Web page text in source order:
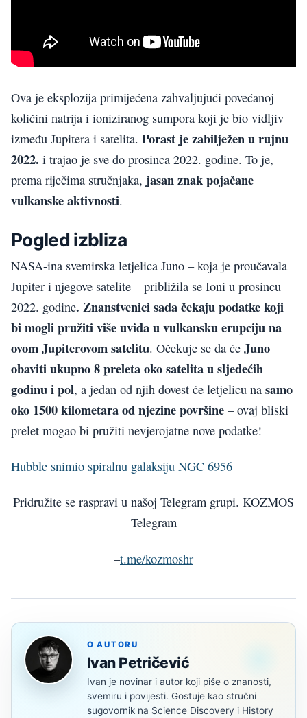
Ova je eksplozija primijećena zahvaljujući povećanoj
količini natrija i ioniziranog sumpora koji je bio vidljiv
između Jupitera i satelita. Porast je zabilježen u rujnu
2022. i trajao je sve do prosinca 2022. godine. To je,
prema riječima stručnjaka, jasan znak pojačane
vulkanske aktivnosti.
Pogled izbliza
NASA-ina svemirska letjelica Juno – koja je proučavala
Jupiter i njegove satelite – približila se Ioni u prosincu
2022. godine. Znanstvenici sada čekaju podatke koji
bi mogli pružiti više uvida u vulkansku erupciju na
ovom Jupiterovom satelitu. Očekuje se da će Juno
obaviti ukupno 8 preleta oko satelita u sljedećih
godinu i pol, a jedan od njih dovest će letjelicu na samo
oko 1500 kilometara od njezine površine – ovaj bliski
prelet mogao bi pružiti nevjerojatne nove podatke!
Hubble snimio spiralnu galaksiju NGC 6956
Pridružite se raspravi u našoj Telegram grupi. KOZMOS
Telegram
–t.me/kozmoshr
O AUTORU
Ivan Petričević
Ivan je novinar i autor koji piše o znanosti,
svemiru i povijesti. Gostuje kao stručni
sugovornik na Science Discovery i History